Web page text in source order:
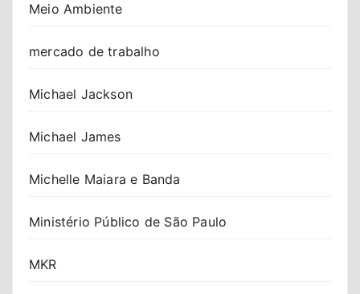
Meio Ambiente
mercado de trabalho
Michael Jackson
Michael James
Michelle Maiara e Banda
Ministério Público de São Paulo
MKR